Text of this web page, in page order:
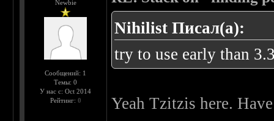
Newbie
Сообщений: 1
Темы: 0
У нас с: Oct 2014
Рейтинг: 0
Nihilist Писал(а):
try to use early than
Yeah Tzitzis here.